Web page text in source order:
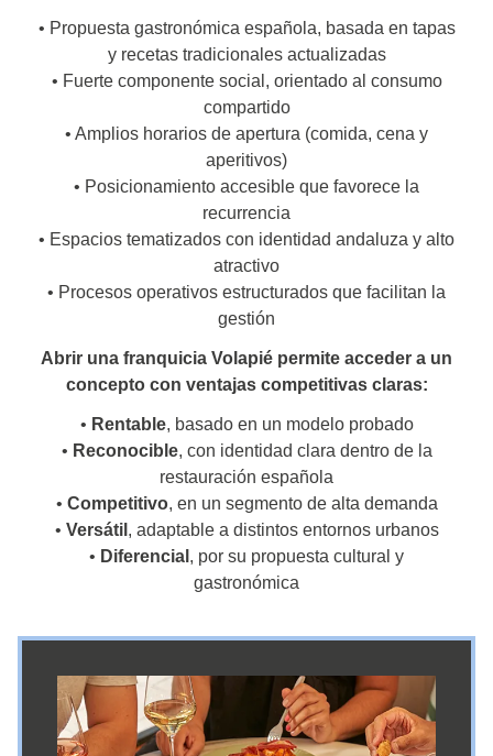
• Propuesta gastronómica española, basada en tapas
y recetas tradicionales actualizadas
• Fuerte componente social, orientado al consumo
compartido
• Amplios horarios de apertura (comida, cena y
aperitivos)
• Posicionamiento accesible que favorece la
recurrencia
• Espacios tematizados con identidad andaluza y alto
atractivo
• Procesos operativos estructurados que facilitan la
gestión
Abrir una franquicia Volapié permite acceder a un
concepto con ventajas competitivas claras:
• Rentable, basado en un modelo probado
• Reconocible, con identidad clara dentro de la
restauración española
• Competitivo, en un segmento de alta demanda
• Versátil , adaptable a distintos entornos urbanos
• Diferencial , por su propuesta cultural y
gastronómica